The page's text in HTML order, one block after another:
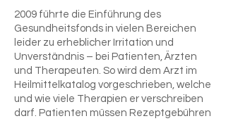
2009 führte die Einführung des
Gesundheitsfonds in vielen Bereichen
leider zu erheblicher Irritation und
Unverständnis – bei Patienten, Ärzten
und Therapeuten. So wird dem Arzt im
Heilmittelkatalog vorgeschrieben, welche
und wie viele Therapien er verschreiben
darf. Patienten müssen Rezeptgebühren